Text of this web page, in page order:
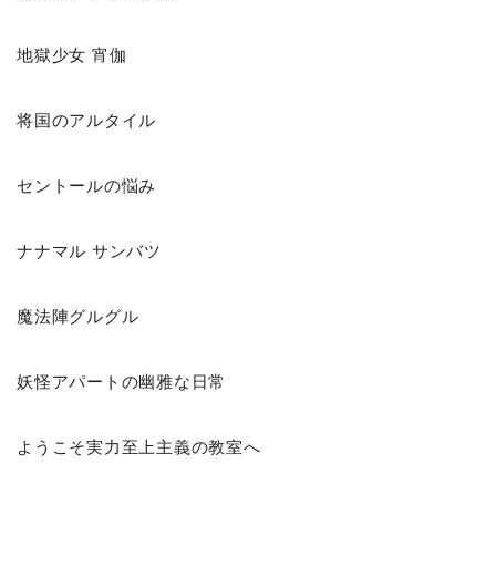
地獄少女 宵伽
将国のアルタイル
セントールの悩み
ナナマル サンバツ
魔法陣グルグル
妖怪アパートの幽雅な日常
ようこそ実力至上主義の教室へ